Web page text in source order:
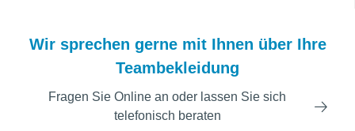
Wir sprechen gerne mit Ihnen über Ihre
Teambekleidung
Fragen Sie Online an oder lassen Sie sich
telefonisch beraten